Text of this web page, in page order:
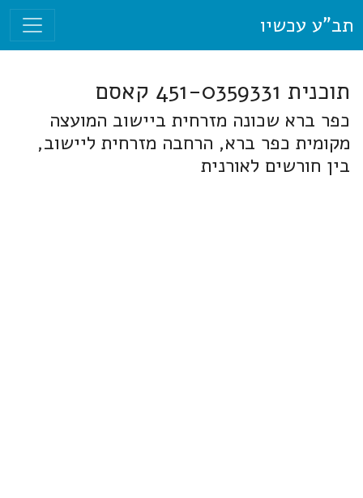
תב"ע עכשיו
תוכנית 451-0359331 קאסם
כפר ברא שכונה מזרחית ביישוב המועצה
מקומית כפר ברא, הרחבה מזרחית ליישוב,
בין חורשים לאורנית